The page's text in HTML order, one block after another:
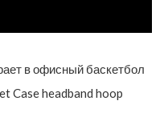
в офисный баскетбол
Case headband hoop